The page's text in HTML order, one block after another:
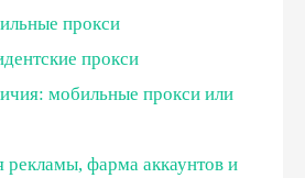
прокси
прокси
мобильные прокси или
рекламы, фарма аккаунтов и